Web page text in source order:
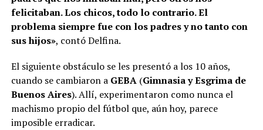
felicitaban. Los chicos, todo lo contrario. El
problema siempre fue con los padres y no tanto con
sus hijos», contó Delfina.
El siguiente obstáculo se les presentó a los 10 años,
cuando se cambiaron a GEBA(Gimnasia y Esgrima de
Buenos Aires). Allí, experimentaron como nunca el
machismo propio del fútbol que, aún hoy, parece
imposible erradicar.